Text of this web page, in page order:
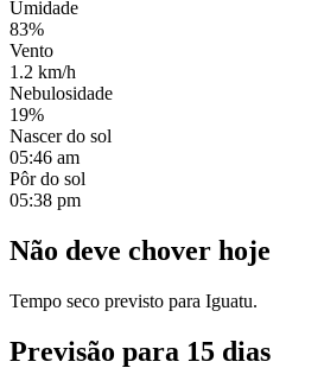
Umidade
83%
Vento
1.2 km/h
Nebulosidade
19%
Nascer do sol
05:46 am
Pôr do sol
05:38 pm
Não deve chover hoje
Tempo seco previsto para Iguatu.
Previsão para 15 dias